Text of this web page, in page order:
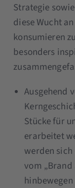
Strategie
diese Wucht
konsumieren
besonders
Ausgehend
Stücke für
erarbeitet
werden
vom